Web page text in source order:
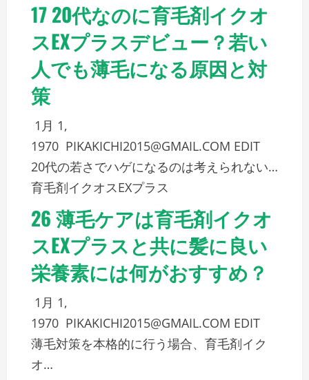
17 20代なのに育毛剤イクオ
スEXプラスデビュー？若い
人でも薄毛になる原因と対
策
1月 1,
1970 PIKAKICHI2015@GMAIL.COM EDIT
20代の若さでハゲになるのは考えられない…
育毛剤イクオスEXプラス
26 薄毛ケアは育毛剤イクオ
スEXプラスと共に髪に良い
栄養素には何がおすすめ？
1月 1,
1970 PIKAKICHI2015@GMAIL.COM EDIT
薄毛対策を本格的に行う場合、育毛剤イク
オ…